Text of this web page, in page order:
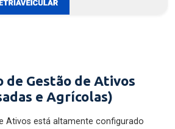
de Gestão de Ativos
e Agrícolas)
Ativos está altamente configurado